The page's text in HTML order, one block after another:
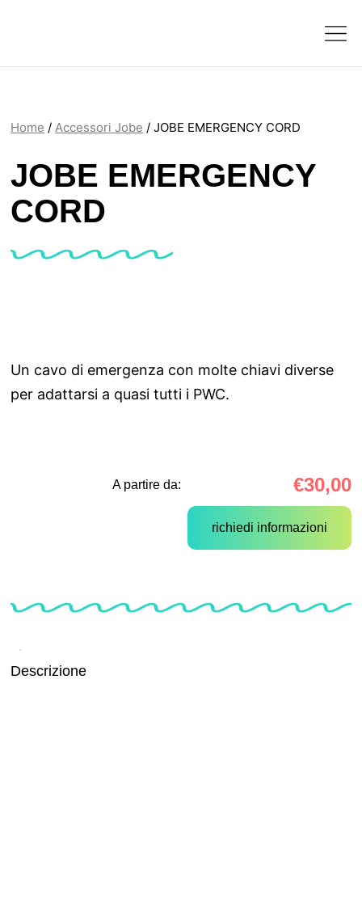
Home /Accessori Jobe / JOBE EMERGENCY CORD
JOBE EMERGENCY
CORD
Un cavo di emergenza con molte chiavi diverse
per adattarsi a quasi tutti i PWC.
A partire da: €30,00
richiedi informazioni
Descrizione